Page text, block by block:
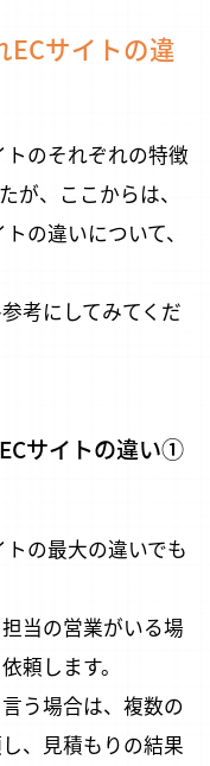
サイトの違
のそれぞれの特徴
が、ここからは、
の違いについて、
考にしてみてくだ
サイトの違い①
の最大の違いでも
当の営業がいる場
頼します。
う場合は、複数の
、見積もりの結果